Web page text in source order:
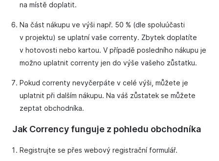
na místě doplatit.
Na část nákupu ve výši např. 50 % (dle spoluúčasti
v projektu) se uplatní vaše correnty. Zbytek doplatíte
v hotovosti nebo kartou. V případě posledního nákupu je
možno uplatnit correnty jen do výše vašeho zůstatku.
Pokud correnty nevyčerpáte v celé výši, můžete je
uplatnit při dalším nákupu. Na váš zůstatek se můžete
zeptat obchodníka.
Jak Corrency funguje z pohledu obchodníka
Registrujte se přes webový registrační formulář.